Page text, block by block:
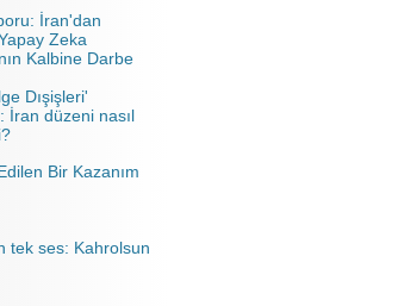
İran'dan
Zeka
Kalbine Darbe
Dışişleri'
İran düzeni nasıl
Bir Kazanım
tek ses: Kahrolsun